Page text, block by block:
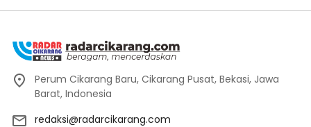
Perum Cikarang Baru, Cikarang Pusat, Bekasi, Jawa
Barat, Indonesia
redaksi@radarcikarang.com